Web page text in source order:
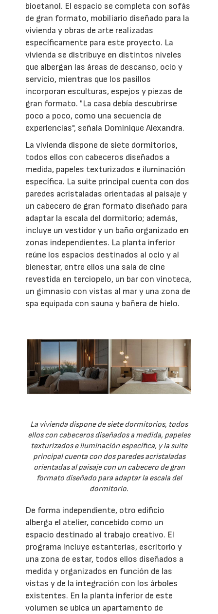
bioetanol. El espacio se completa con sofás
de gran formato, mobiliario diseñado para la
vivienda y obras de arte realizadas
específicamente para este proyecto. La
vivienda se distribuye en distintos niveles
que albergan las áreas de descanso, ocio y
servicio, mientras que los pasillos
incorporan esculturas, espejos y piezas de
gran formato. "La casa debía descubrirse
poco a poco, como una secuencia de
experiencias", señala Dominique Alexandra.
La vivienda dispone de siete dormitorios,
todos ellos con cabeceros diseñados a
medida, papeles texturizados e iluminación
específica. La suite principal cuenta con dos
paredes acristaladas orientadas al paisaje y
un cabecero de gran formato diseñado para
adaptar la escala del dormitorio; además,
incluye un vestidor y un baño organizado en
zonas independientes. La planta inferior
reúne los espacios destinados al ocio y al
bienestar, entre ellos una sala de cine
revestida en terciopelo, un bar con vinoteca,
un gimnasio con vistas al mar y una zona de
spa equipada con sauna y bañera de hielo.
La vivienda dispone de siete dormitorios, todos
ellos con cabeceros diseñados a medida, papeles
texturizados e iluminación específica, y la suite
principal cuenta con dos paredes acristaladas
orientadas al paisaje con un cabecero de gran
formato diseñado para adaptar la escala del
dormitorio.
De forma independiente, otro edificio
alberga el atelier, concebido como un
espacio destinado al trabajo creativo. El
programa incluye estanterías, escritorio y
una zona de estar, todos ellos diseñados a
medida y organizados en función de las
vistas y de la integración con los árboles
existentes. En la planta inferior de este
volumen se ubica un apartamento de